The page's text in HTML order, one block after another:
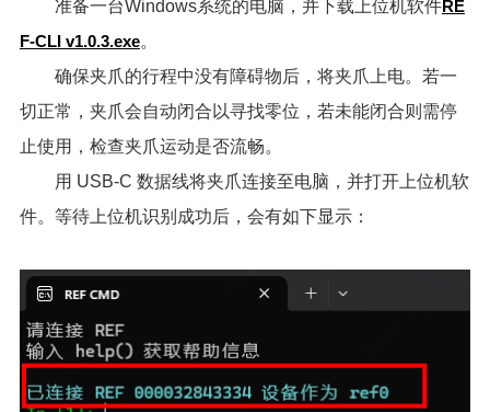
准备一台Windows系统的电脑，并下载上位机软件RE
F-CLI v1.0.3.exe。
确保夹爪的行程中没有障碍物后，将夹爪上电。若一
切正常，夹爪会自动闭合以寻找零位，若未能闭合则需停
止使用，检查夹爪运动是否流畅。
用 USB-C 数据线将夹爪连接至电脑，并打开上位机软
件。等待上位机识别成功后，会有如下显示：